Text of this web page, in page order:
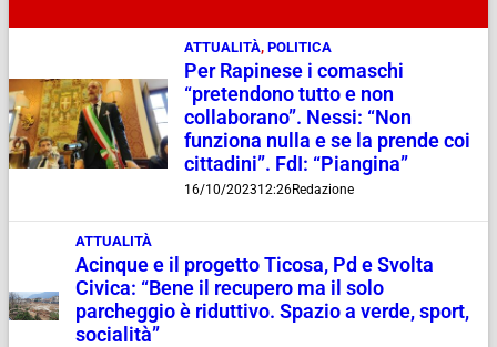
ATTUALITÀ, POLITICA
Per Rapinese i comaschi
“pretendono tutto e non
collaborano”. Nessi: “Non
funziona nulla e se la prende coi
cittadini”. FdI: “Piangina”
16/10/202312:26Redazione
ATTUALITÀ
Acinque e il progetto Ticosa, Pd e Svolta
Civica: “Bene il recupero ma il solo
parcheggio è riduttivo. Spazio a verde, sport,
socialità”